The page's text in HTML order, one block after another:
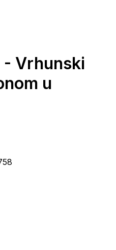
- Vrhunski
u